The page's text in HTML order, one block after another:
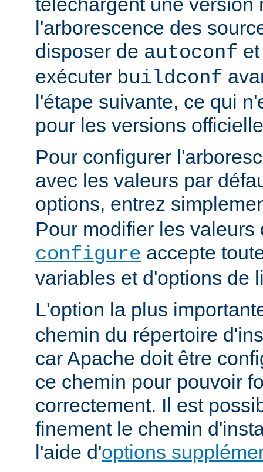
l'arborescence des
disposer de autoconf
exécuter buildconf
l'étape suivante, ce qui
pour les versions
Pour configurer
avec les valeurs par
options, entrez
Pour modifier les valeurs
configure accepte
variables et d'options de
L'option la plus
chemin du répertoire
car Apache doit être
ce chemin pour pouvoir
correctement. Il est
finement le chemin
l'aide d'options